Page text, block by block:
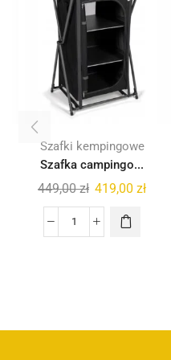
Szafki kempingowe
Szafka campingo...
449,00zł 419,00 zł